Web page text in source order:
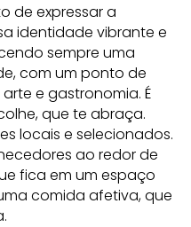
de expressar a
identidade vibrante e
sempre uma
com um ponto de
e gastronomia. É
que te abraça.
locais e selecionados.
ao redor de
fica em um espaço
comida afetiva, que